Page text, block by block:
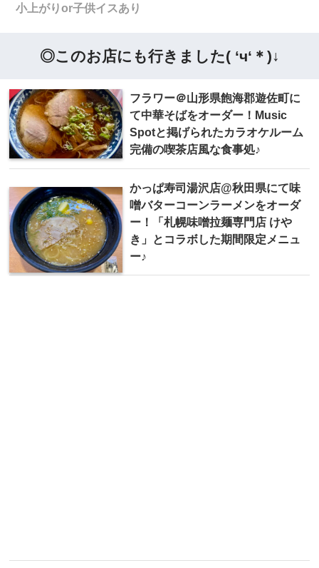
小上がりor子供イスあり
◎このお店にも行きました( ‘ч‘＊)↓
フラワー＠山形県飽海郡遊佐町に
て中華そばをオーダー！Music
Spotと掲げられたカラオケルーム
完備の喫茶店風な食事処♪
かっぱ寿司湯沢店@秋田県にて味
噌バターコーンラーメンをオーダ
ー！「札幌味噌拉麺専門店 けや
き」とコラボした期間限定メニュ
ー♪